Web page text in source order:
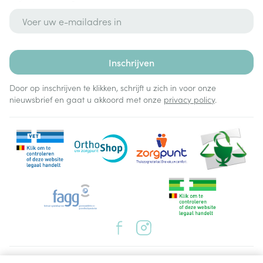
Inschrijven
Door op inschrijven te klikken, schrijft u zich in voor onze
nieuwsbrief en gaat u akkoord met onze privacy policy.
Juridische links